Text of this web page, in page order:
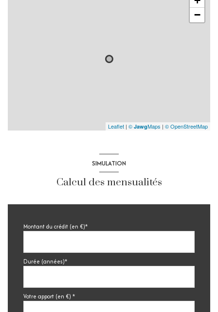
−
Leaflet | © JawgMaps | © OpenStreetMap
SIMULATION
Calcul des mensualités
Montant du crédit (en €)*
Durée (années)*
Votre apport (en €) *